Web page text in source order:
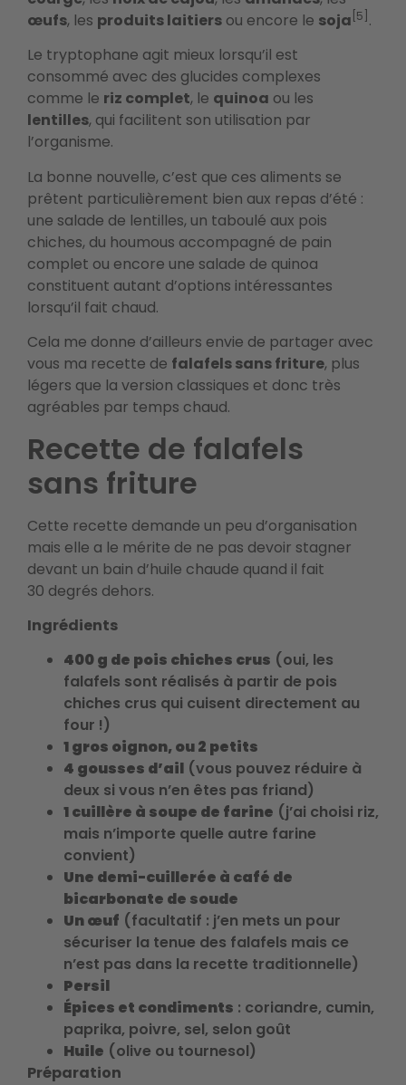
œufs, les produits laitiers ou encore le soja [5] .
Le tryptophane agit mieux lorsqu’il est
consommé avec des glucides complexes
comme le riz complet, le quinoa ou les
lentilles, qui facilitent son utilisation par
l’organisme.
La bonne nouvelle, c’est que ces aliments se
prêtent particulièrement bien aux repas d’été :
une salade de lentilles, un taboulé aux pois
chiches, du houmous accompagné de pain
complet ou encore une salade de quinoa
constituent autant d’options intéressantes
lorsqu’il fait chaud.
Cela me donne d’ailleurs envie de partager avec
vous ma recette de falafels sans friture, plus
légers que la version classiques et donc très
agréables par temps chaud.
Recette de falafels
sans friture
Cette recette demande un peu d’organisation
mais elle a le mérite de ne pas devoir stagner
devant un bain d’huile chaude quand il fait
30 degrés dehors.
Ingrédients
400 g de pois chiches crus (oui, les
falafels sont réalisés à partir de pois
chiches crus qui cuisent directement au
four !)
1 gros oignon, ou 2 petits
4 gousses d’ail (vous pouvez réduire à
deux si vous n’en êtes pas friand)
1 cuillère à soupe de farine (j’ai choisi riz,
mais n’importe quelle autre farine
convient)
Une demi-cuillerée à café de
bicarbonate de soude
Un œuf (facultatif : j’en mets un pour
sécuriser la tenue des falafels mais ce
n’est pas dans la recette traditionnelle)
Persil
Épices et condiments : coriandre, cumin,
paprika, poivre, sel, selon goût
Huile (olive ou tournesol)
Préparation